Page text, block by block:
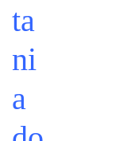
ta
ni
a